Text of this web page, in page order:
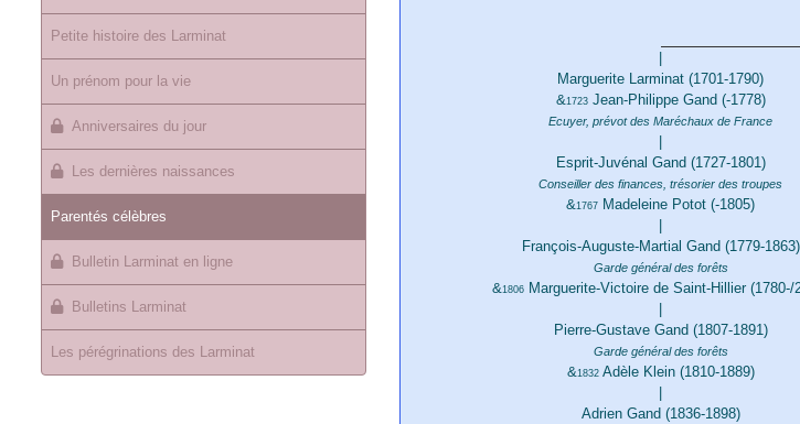
Petite histoire des Larminat
Un prénom pour la vie
Anniversaires du jour
Les dernières naissances
Parentés célèbres
Bulletin Larminat en ligne
Bulletins Larminat
Les pérégrinations des Larminat
Marguerite Larminat (1701-1790)
&1723Jean-Philippe Gand (-1778)
Ecuyer, prévot des Maréchaux de France
Esprit-Juvénal Gand (1727-1801)
Conseiller des finances, trésorier des troupes
&1767 Madeleine Potot (-1805)
François-Auguste-Martial Gand (1779-1863)
Garde général des forêts
&1806Marguerite-Victoire de Saint-Hillier (1780-/
Pierre-Gustave Gand (1807-1891)
Garde général des forêts
&1832Adèle Klein (1810-1889)
Adrien Gand (1836-1898)